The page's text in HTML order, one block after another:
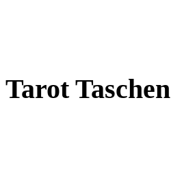
Tarot Taschen